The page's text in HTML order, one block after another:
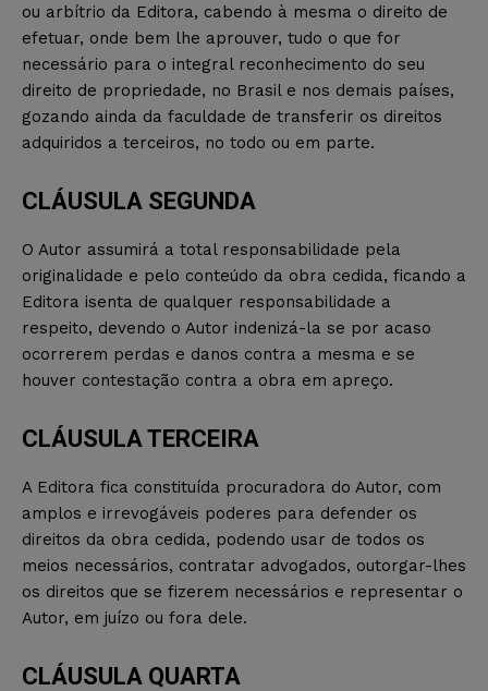
ou arbítrio da Editora, cabendo à mesma o direito de
efetuar, onde bem lhe aprouver, tudo o que for
necessário para o integral reconhecimento do seu
direito de propriedade, no Brasil e nos demais países,
gozando ainda da faculdade de transferir os direitos
adquiridos a terceiros, no todo ou em parte.
CLÁUSULA SEGUNDA
O Autor assumirá a total responsabilidade pela
originalidade e pelo conteúdo da obra cedida, ficando a
Editora isenta de qualquer responsabilidade a
respeito, devendo o Autor indenizá-la se por acaso
ocorrerem perdas e danos contra a mesma e se
houver contestação contra a obra em apreço.
CLÁUSULA TERCEIRA
A Editora fica constituída procuradora do Autor, com
amplos e irrevogáveis poderes para defender os
direitos da obra cedida, podendo usar de todos os
meios necessários, contratar advogados, outorgar-lhes
os direitos que se fizerem necessários e representar o
Autor, em juízo ou fora dele.
CLÁUSULA QUARTA